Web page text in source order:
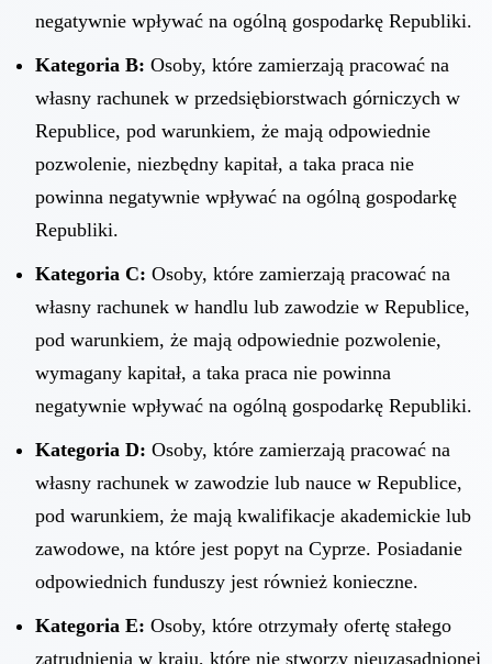
negatywnie wpływać na ogólną gospodarkę Republiki.
Kategoria B: Osoby, które zamierzają pracować na
własny rachunek w przedsiębiorstwach górniczych w
Republice, pod warunkiem, że mają odpowiednie
pozwolenie, niezbędny kapitał, a taka praca nie
powinna negatywnie wpływać na ogólną gospodarkę
Republiki.
Kategoria C: Osoby, które zamierzają pracować na
własny rachunek w handlu lub zawodzie w Republice,
pod warunkiem, że mają odpowiednie pozwolenie,
wymagany kapitał, a taka praca nie powinna
negatywnie wpływać na ogólną gospodarkę Republiki.
Kategoria D: Osoby, które zamierzają pracować na
własny rachunek w zawodzie lub nauce w Republice,
pod warunkiem, że mają kwalifikacje akademickie lub
zawodowe, na które jest popyt na Cyprze. Posiadanie
odpowiednich funduszy jest również konieczne.
Kategoria E: Osoby, które otrzymały ofertę stałego
zatrudnienia w kraju, które nie stworzy nieuzasadnionej